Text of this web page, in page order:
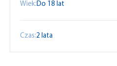
Wiek:Do 18 lat
Czas:2 lata